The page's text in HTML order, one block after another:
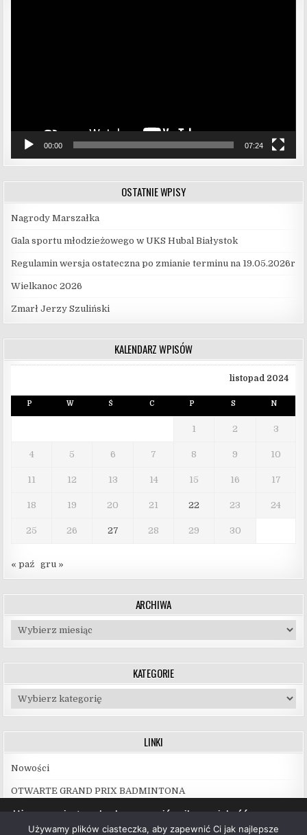
00:00 07:24
OSTATNIE WPISY
Nagrody Marszałka
Gala sportu młodzieżowego w UKS Hubal Białystok
Regulamin wersja ostateczna po zmianie terminu na 19.05.2026r
Wielkanoc 2026
Zmarł Jerzy Szuliński
KALENDARZ WPISÓW
listopad 2024
P W Ś C P S N
1 2 3
4 5 6 7 8 9 10
11 12 13 14 15 16 17
18 19 20 21 22 23 24
25 26 27 28 29 30
« paź gru »
ARCHIWA
Archiwa
KATEGORIE
Kategorie
LINKI
Nowości
OTWARTE GRAND PRIX BADMINTONA
Używamy ciasteczek, aby zapewnić najlepszą jakość
korzystania z naszej witryny.
Używamy plików ciasteczka, aby zapewnić Ci jak najlepsze